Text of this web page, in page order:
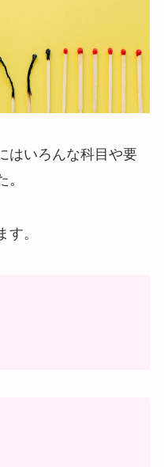
はいろんな科目や要
。